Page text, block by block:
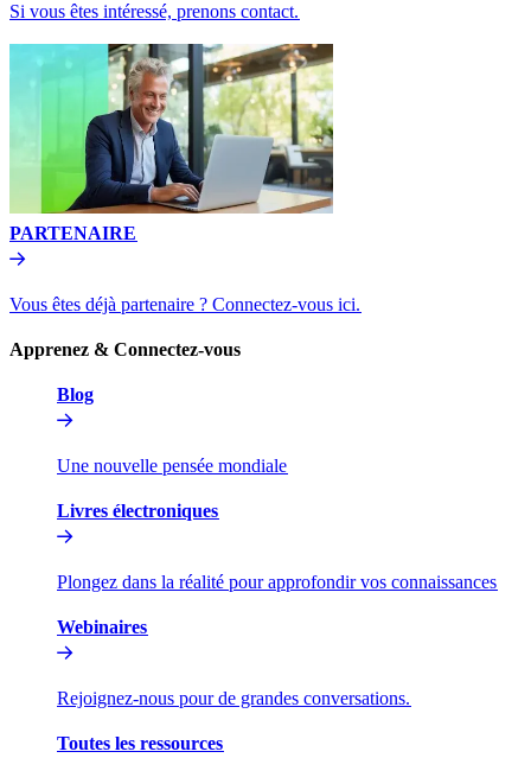
Si vous êtes intéressé, prenons contact.​​
PARTENAIRE​​
Vous êtes déjà partenaire ? Connectez-vous ici.​​
Apprenez & Connectez-vous​​
Blog​​
Une nouvelle pensée mondiale​​
Livres électroniques​​
Plongez dans la réalité pour approfondir vos connaissances​​
Webinaires​​
Rejoignez-nous pour de grandes conversations.​​
Toutes les ressources​​